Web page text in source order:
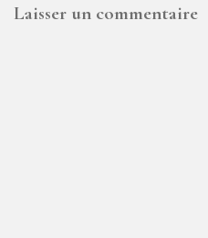
Laisser un commentaire